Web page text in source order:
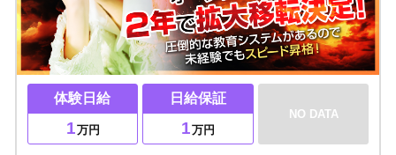
体験日給
1万円
日給保証
1万円
NO DATA